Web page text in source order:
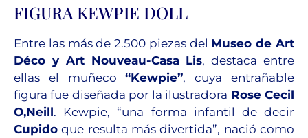
FIGURA KEWPIE DOLL
Entre las más de 2.500 piezas del Museo de Art
Déco y Art Nouveau-Casa Lis, destaca entre
ellas el muñeco“Kewpie”, cuya entrañable
figura fue diseñada por la ilustradora Rose Cecil
O,Neill. Kewpie, “una forma infantil de decir
Cupido que resulta más divertida”, nació como